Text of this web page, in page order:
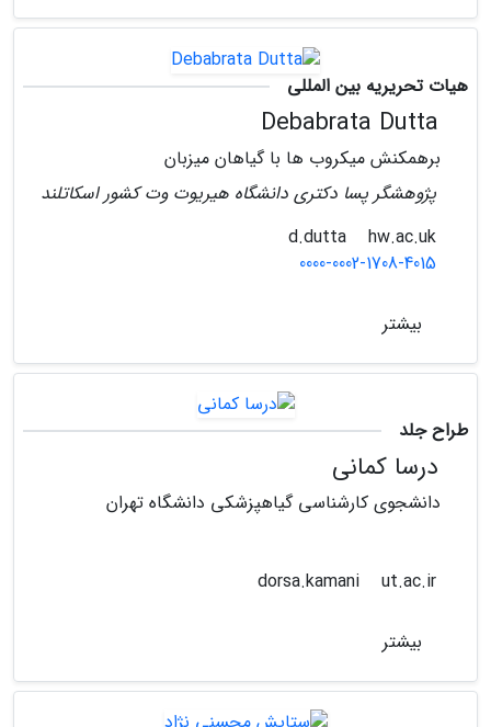
هیات تحریریه بین المللی
برهمکنش میکروب ها با گیاهان میزبان
پژوهشگر پسا دکتری دانشگاه هیریوت وت کشور اسکاتلند
hw.ac.uk
0000-0002-1708-4015
بیشتر
طراح جلد
درسا کمانی
دانشجوی کارشناسی گیاهپزشکی دانشگاه تهران
ut.ac.ir
بیشتر